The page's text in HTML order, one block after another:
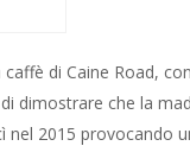
di Caine Road,
dimostrare che la
nel 2015 provocando